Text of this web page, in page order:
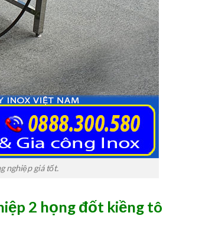
nghiệp giá tốt.
2 họng đốt kiềng tô